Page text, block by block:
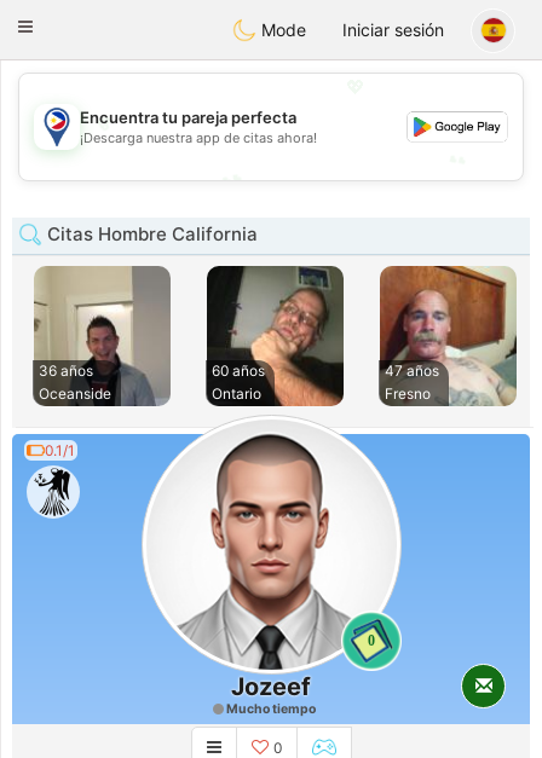
Philippines Chat
Toggle
Mode Iniciar sesión
💖
💕
Encuentra tu pareja perfecta
¡Descarga nuestra app de citas ahora!
Citas Hombre California
36 años
Oceanside
60 años
Ontario
47 años
Fresno
0.1/1
0
Jozeef
Mucho tiempo
0